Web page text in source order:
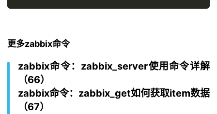
更多zabbix命令
zabbix命令：zabbix_server使用命令详解
（66）
zabbix命令：zabbix_get如何获取item数据
（67）